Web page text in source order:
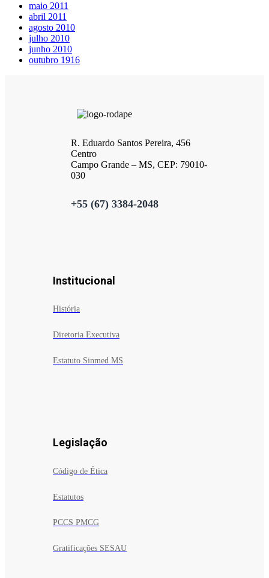
maio 2011
abril 2011
agosto 2010
julho 2010
junho 2010
outubro 1916
R. Eduardo Santos Pereira, 456
Centro
Campo Grande – MS, CEP: 79010-
030
+55 (67) 3384-2048
Institucional
História
Diretoria Executiva
Estatuto Sinmed MS
Legislação
Código de Ética
Estatutos
PCCS PMCG
Gratificações SESAU